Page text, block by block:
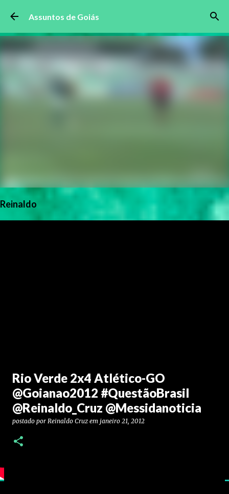
Pular para o conteúdo principal
Assuntos de Goiás
Reinaldo
Rio Verde 2x4 Atlético-GO
@Goianao2012 #QuestãoBrasil
@Reinaldo_Cruz @Messidanoticia
postado por Reinaldo Cruz em janeiro 21, 2012